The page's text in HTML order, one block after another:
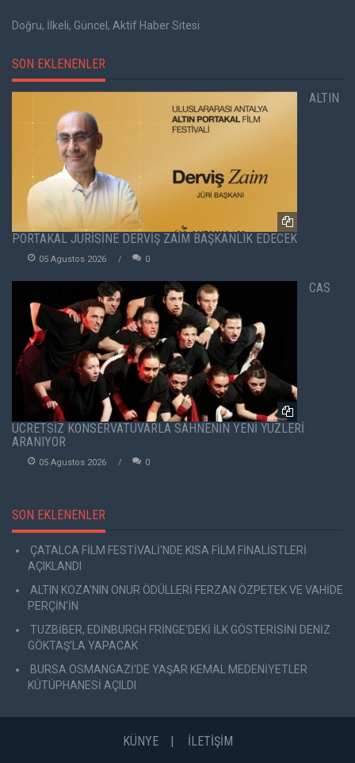
Doğru, İlkeli, Güncel, Aktif Haber Sitesi
SON EKLENENLER
ALTIN
PORTAKAL JÜRİSİNE DERVİŞ ZAİM BAŞKANLIK EDECEK
05 Agustos 2026 0
CAS
ÜCRETSİZ KONSERVATUVARLA SAHNENİN YENİ YÜZLERİ
ARANIYOR
05 Agustos 2026 0
SON EKLENENLER
ÇATALCA FİLM FESTİVALİ'NDE KISA FİLM FİNALİSTLERİ
AÇIKLANDI
ALTIN KOZA'NIN ONUR ÖDÜLLERİ FERZAN ÖZPETEK VE VAHİDE
PERÇİN'İN
TUZBİBER, EDİNBURGH FRİNGE'DEKİ İLK GÖSTERİSİNİ DENİZ
GÖKTAŞ'LA YAPACAK
BURSA OSMANGAZİ'DE YAŞAR KEMAL MEDENİYETLER
KÜTÜPHANESİ AÇILDI
KÜNYE İLETİŞİM